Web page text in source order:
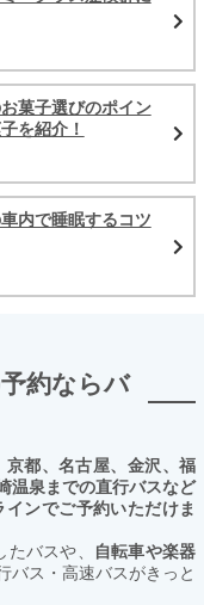
菓子選びのポイン
を紹介！
内で睡眠するコツ
約ならバ
都、名古屋、金沢、福
温泉までの直行バスなど
ンでご予約いただけま
バスや、
自転車や楽器
バス・高速バスがきっと